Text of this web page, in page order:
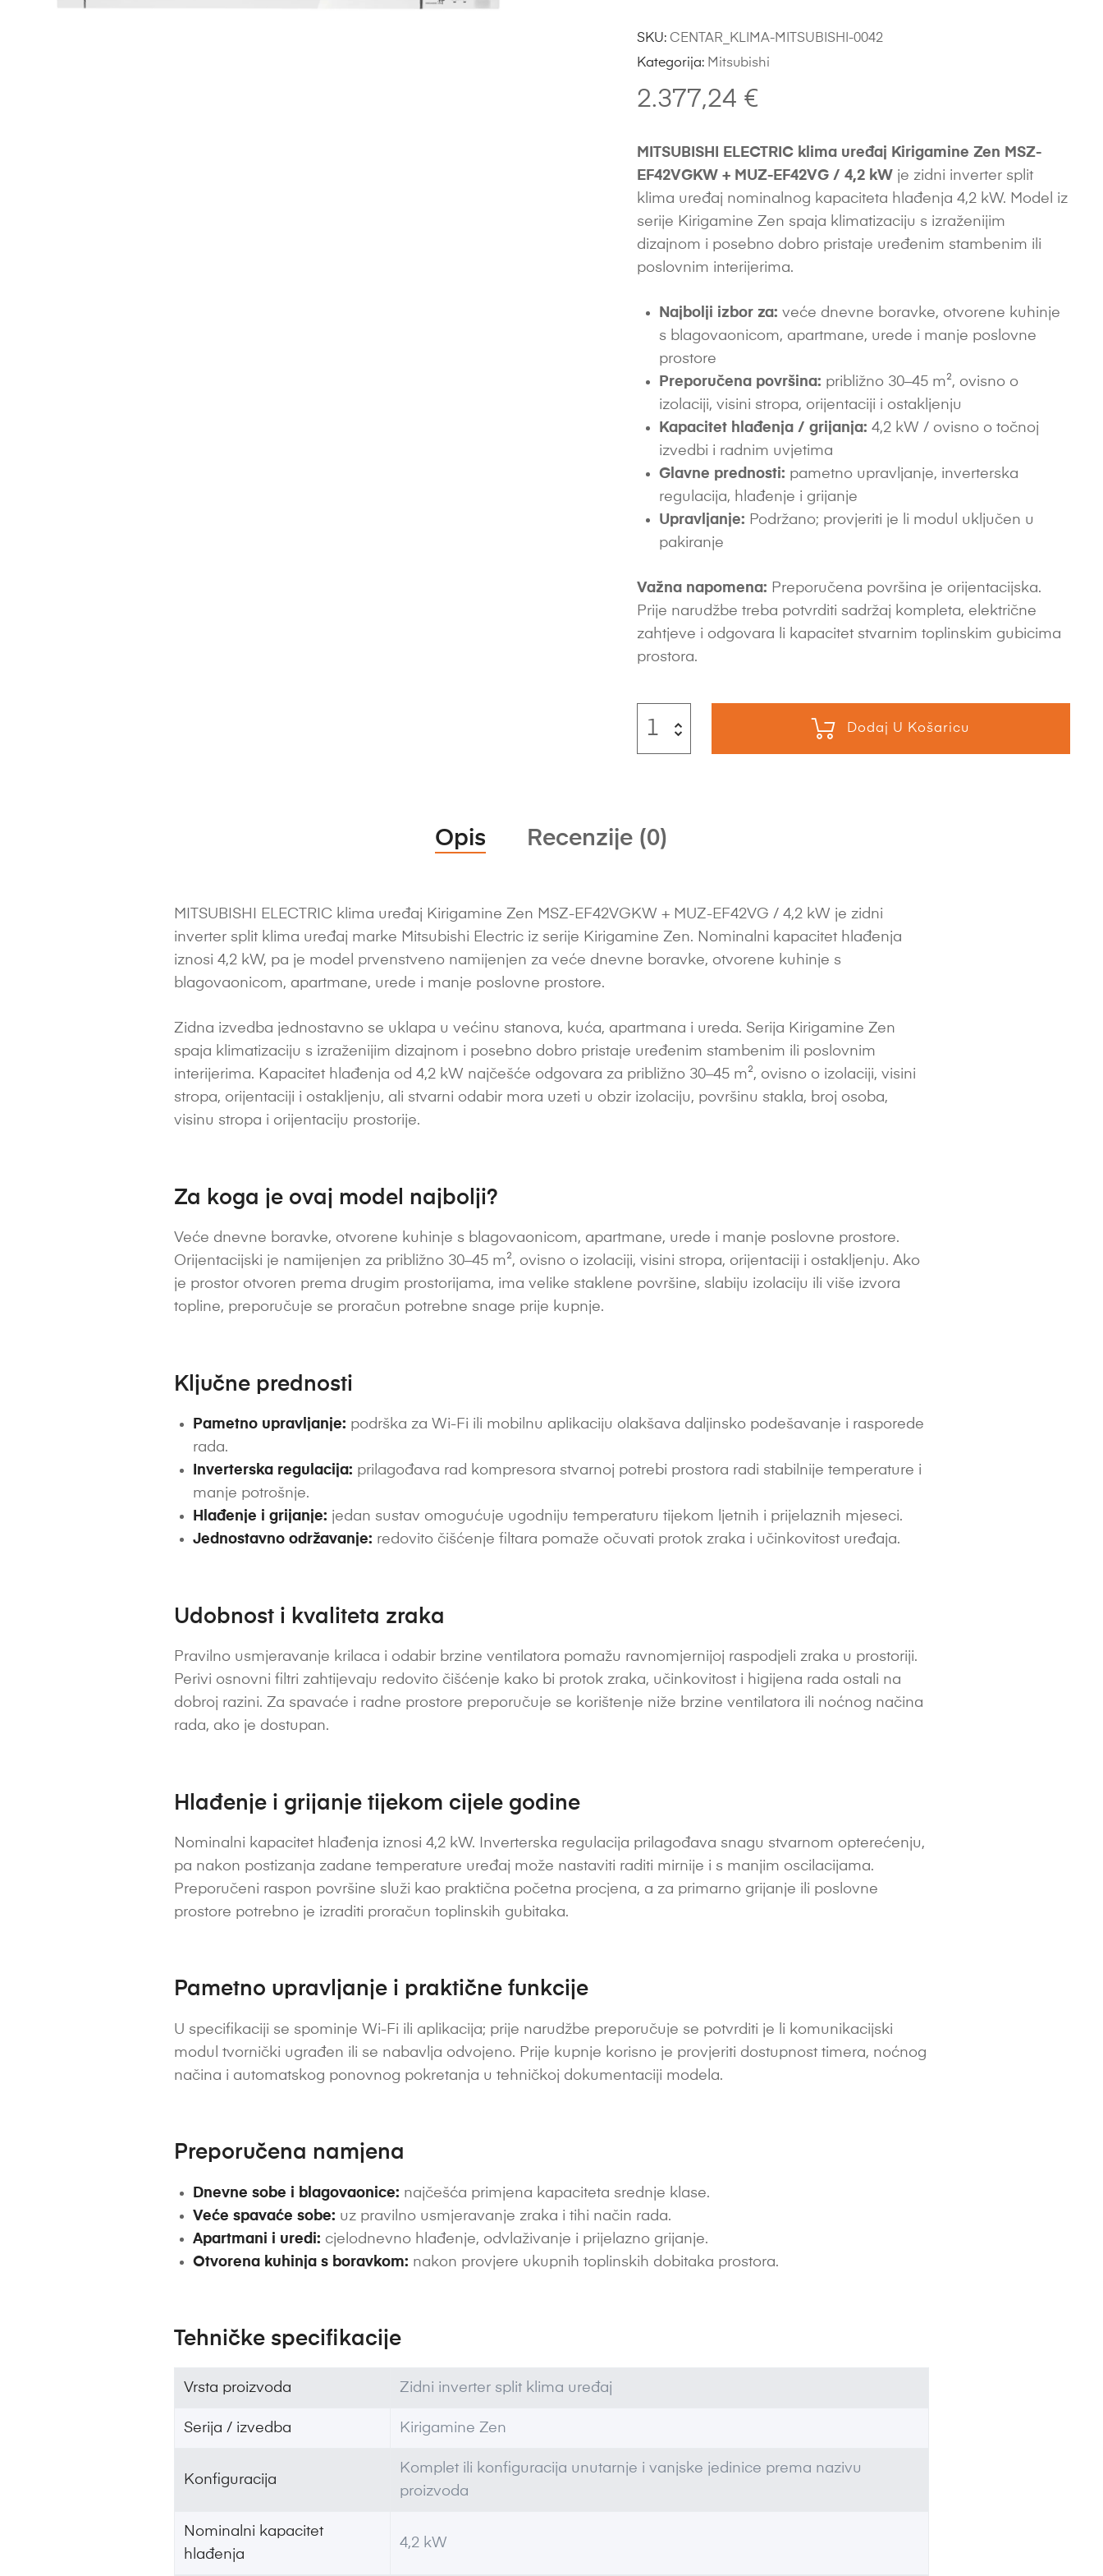
2.377,24 €
MITSUBISHI ELECTRIC klima uređaj Kirigamine Zen MSZ-
EF42VGKW + MUZ-EF42VG / 4,2 kW je zidni inverter split
klima uređaj nominalnog kapaciteta hlađenja 4,2 kW. Model iz
serije Kirigamine Zen spaja klimatizaciju s izraženijim
dizajnom i posebno dobro pristaje uređenim stambenim ili
poslovnim interijerima.
Najbolji izbor za: veće dnevne boravke, otvorene kuhinje
s blagovaonicom, apartmane, urede i manje poslovne
prostore
Preporučena površina: približno 30–45 m², ovisno o
izolaciji, visini stropa, orijentaciji i ostakljenju
Kapacitet hlađenja / grijanja: 4,2 kW / ovisno o točnoj
izvedbi i radnim uvjetima
Glavne prednosti: pametno upravljanje, inverterska
regulacija, hlađenje i grijanje
Upravljanje: Podržano; provjeriti je li modul uključen u
pakiranje
Važna napomena: Preporučena površina je orijentacijska.
Prije narudžbe treba potvrditi sadržaj kompleta, električne
zahtjeve i odgovara li kapacitet stvarnim toplinskim gubicima
prostora.
Dodaj U Košaricu
SKU: CENTAR_KLIMA-MITSUBISHI-0042
Kategorija: Mitsubishi
Opis Recenzije (0)
MITSUBISHI ELECTRIC klima uređaj Kirigamine Zen MSZ-EF42VGKW + MUZ-EF42VG / 4,2 kW je zidni
inverter split klima uređaj marke Mitsubishi Electric iz serije Kirigamine Zen. Nominalni kapacitet hlađenja
iznosi 4,2 kW, pa je model prvenstveno namijenjen za veće dnevne boravke, otvorene kuhinje s
blagovaonicom, apartmane, urede i manje poslovne prostore.
Zidna izvedba jednostavno se uklapa u većinu stanova, kuća, apartmana i ureda. Serija Kirigamine Zen
spaja klimatizaciju s izraženijim dizajnom i posebno dobro pristaje uređenim stambenim ili poslovnim
interijerima. Kapacitet hlađenja od 4,2 kW najčešće odgovara za približno 30–45 m², ovisno o izolaciji, visini
stropa, orijentaciji i ostakljenju, ali stvarni odabir mora uzeti u obzir izolaciju, površinu stakla, broj osoba,
visinu stropa i orijentaciju prostorije.
Za koga je ovaj model najbolji?
Veće dnevne boravke, otvorene kuhinje s blagovaonicom, apartmane, urede i manje poslovne prostore.
Orijentacijski je namijenjen za približno 30–45 m², ovisno o izolaciji, visini stropa, orijentaciji i ostakljenju. Ako
je prostor otvoren prema drugim prostorijama, ima velike staklene površine, slabiju izolaciju ili više izvora
topline, preporučuje se proračun potrebne snage prije kupnje.
Ključne prednosti
Pametno upravljanje: podrška za Wi-Fi ili mobilnu aplikaciju olakšava daljinsko podešavanje i rasporede
rada.
Inverterska regulacija: prilagođava rad kompresora stvarnoj potrebi prostora radi stabilnije temperature i
manje potrošnje.
Hlađenje i grijanje: jedan sustav omogućuje ugodniju temperaturu tijekom ljetnih i prijelaznih mjeseci.
Jednostavno održavanje: redovito čišćenje filtara pomaže očuvati protok zraka i učinkovitost uređaja.
Udobnost i kvaliteta zraka
Pravilno usmjeravanje krilaca i odabir brzine ventilatora pomažu ravnomjernijoj raspodjeli zraka u prostoriji.
Perivi osnovni filtri zahtijevaju redovito čišćenje kako bi protok zraka, učinkovitost i higijena rada ostali na
dobroj razini. Za spavaće i radne prostore preporučuje se korištenje niže brzine ventilatora ili noćnog načina
rada, ako je dostupan.
Hlađenje i grijanje tijekom cijele godine
Nominalni kapacitet hlađenja iznosi 4,2 kW. Inverterska regulacija prilagođava snagu stvarnom opterećenju,
pa nakon postizanja zadane temperature uređaj može nastaviti raditi mirnije i s manjim oscilacijama.
Preporučeni raspon površine služi kao praktična početna procjena, a za primarno grijanje ili poslovne
prostore potrebno je izraditi proračun toplinskih gubitaka.
Pametno upravljanje i praktične funkcije
U specifikaciji se spominje Wi-Fi ili aplikacija; prije narudžbe preporučuje se potvrditi je li komunikacijski
modul tvornički ugrađen ili se nabavlja odvojeno. Prije kupnje korisno je provjeriti dostupnost timera, noćnog
načina i automatskog ponovnog pokretanja u tehničkoj dokumentaciji modela.
Preporučena namjena
Dnevne sobe i blagovaonice: najčešća primjena kapaciteta srednje klase.
Veće spavaće sobe: uz pravilno usmjeravanje zraka i tihi način rada.
Apartmani i uredi: cjelodnevno hlađenje, odvlaživanje i prijelazno grijanje.
Otvorena kuhinja s boravkom: nakon provjere ukupnih toplinskih dobitaka prostora.
Tehničke specifikacije
Vrsta proizvoda Zidni inverter split klima uređaj
Serija / izvedba Kirigamine Zen
Konfiguracija
Komplet ili konfiguracija unutarnje i vanjske jedinice prema nazivu
proizvoda
Nominalni kapacitet
hlađenja
4,2 kW